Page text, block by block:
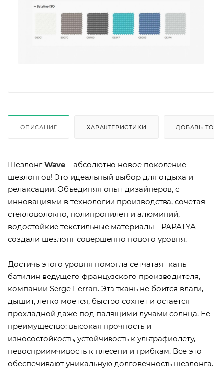
ОПИСАНИЕ ХАРАКТЕРИСТИКИ ДОБАВЬ
Шезлонг Wave – абсолютно новое поколение
шезлонгов! Это идеальный выбор для отдыха и
релаксации. Объединяя опыт дизайнеров, с
инновациями в технологии производства, сочетая
стекловолокно, полипропилен и алюминий,
водостойкие текстильные материалы - PAPATYA
создали шезлонг совершенно нового уровня.
Достичь этого уровня помогла сетчатая ткань
батилин ведущего французского производителя,
компании Serge Ferrari. Эта ткань не боится влаги,
дышит, легко моется, быстро сохнет и остается
прохладной даже под палящими лучами солнца. Ее
преимущество: высокая прочность и
износостойкость, устойчивость к ультрафиолету,
невосприимчивость к плесени и грибкам. Все это
обеспечивают уникальную долговечность шезлонга.